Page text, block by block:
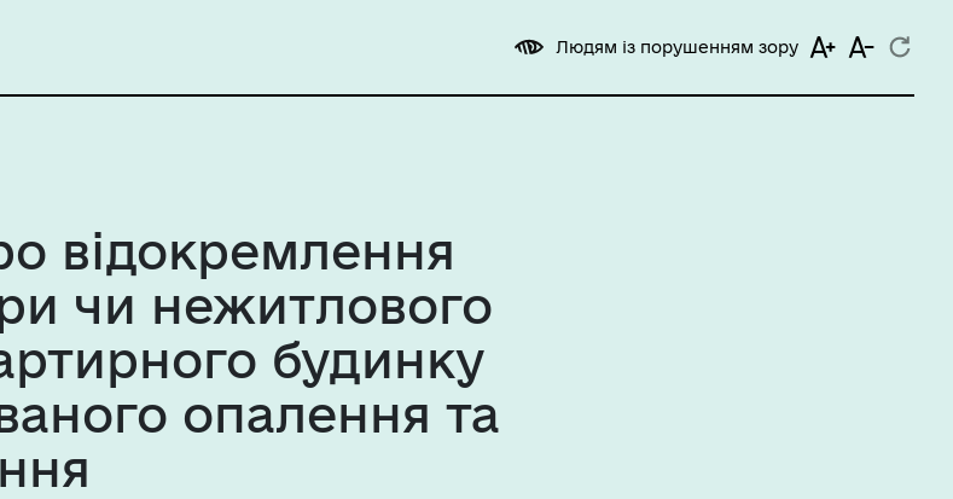
Людям із порушенням зору
відокремлення
чи нежитлового
будинку
опалення та